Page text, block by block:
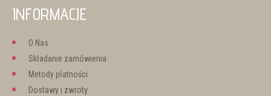
INFORMACJE
O Nas
Składanie zamówienia
Metody płatności
Dostawy i zwroty